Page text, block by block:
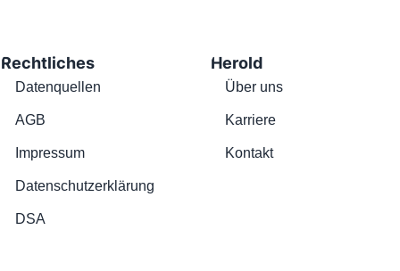
Rechtliches
Datenquellen
AGB
Impressum
Datenschutzerklärung
DSA
Herold
Über uns
Karriere
Kontakt